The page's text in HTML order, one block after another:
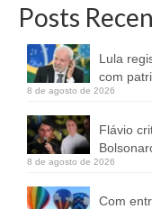
Posts
Lula
com
8 de agosto de 2026
Flávio
8 de agosto de 2026
Com